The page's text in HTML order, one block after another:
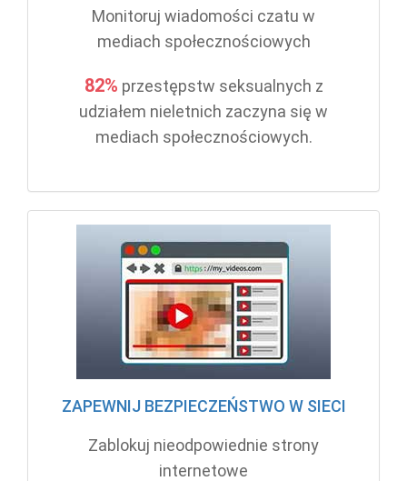
Monitoruj wiadomości czatu w
mediach społecznościowych
82% przestępstw seksualnych z
udziałem nieletnich zaczyna się w
mediach społecznościowych.
ZAPEWNIJ BEZPIECZEŃSTWO W SIECI
Zablokuj nieodpowiednie strony
internetowe